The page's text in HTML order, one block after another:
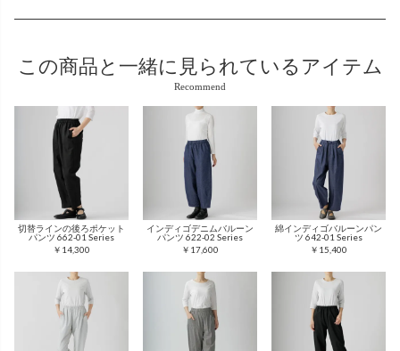
この商品と 一緒に見られているアイテム
Recommend
切替ラインの後ろポケット
パンツ 662-01 Series
￥14,300
インディゴデニムバルーン
パンツ 622-02 Series
￥17,600
綿インディゴバルーンパン
ツ 642-01 Series
￥15,400